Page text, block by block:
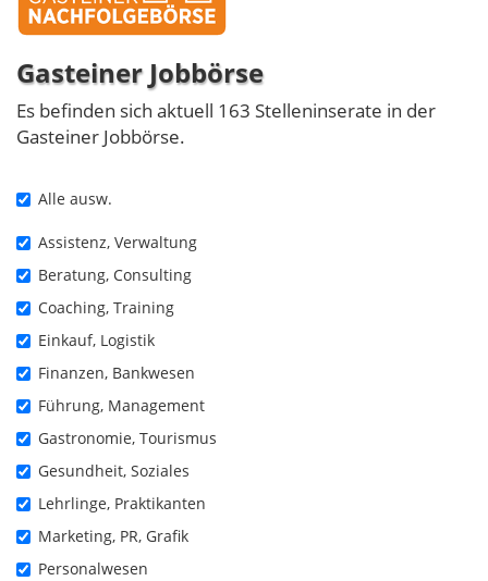
Gasteiner Jobbörse
Es befinden sich aktuell 163 Stelleninserate in der
Gasteiner Jobbörse.
Alle ausw.
Assistenz, Verwaltung
Beratung, Consulting
Coaching, Training
Einkauf, Logistik
Finanzen, Bankwesen
Führung, Management
Gastronomie, Tourismus
Gesundheit, Soziales
Lehrlinge, Praktikanten
Marketing, PR, Grafik
Personalwesen